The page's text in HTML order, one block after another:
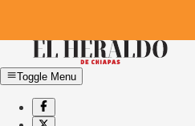
Toggle Menu